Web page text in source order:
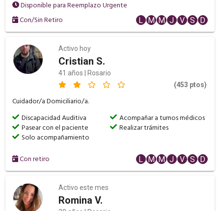
Disponible para Reemplazo Urgente
Con/Sin Retiro
L M M J V S D
Activo hoy
Cristian S.
41 años | Rosario
(453 ptos)
Cuidador/a Domiciliario/a.
Discapacidad Auditiva
Acompañar a turnos médicos
Pasear con el paciente
Realizar trámites
Solo acompañamiento
Con retiro L M M J V S D
Activo este mes
Romina V.